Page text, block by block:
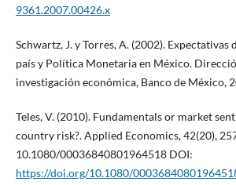
9361.2007.00426.x
Schwartz, J. y Torres, A. (2002). Expectativas
país y Política Monetaria en México.
investigación económica, Banco de México,
Teles, V. (2010). Fundamentals or market
country risk?. Applied Economics, 42(20),
10.1080/00036840801964518 DOI:
https://doi.org/10.1080/